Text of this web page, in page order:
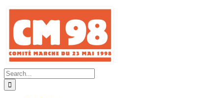
Skip
content
Search
for: